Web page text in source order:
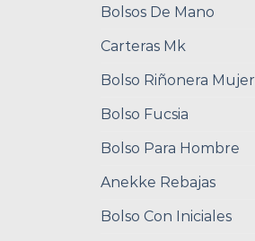
Bolsos De Mano
Carteras Mk
Bolso Riñonera Mujer
Bolso Fucsia
Bolso Para Hombre
Anekke Rebajas
Bolso Con Iniciales